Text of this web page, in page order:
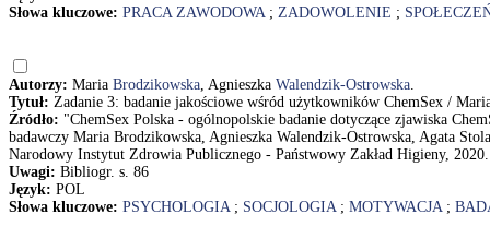
Słowa kluczowe: PRACA ZAWODOWA; ZADOWOLENIE ;
Autorzy: Maria Brodzikowska, Agnieszka Walendzik-Ostrowska.
Tytuł: Zadanie 3: badanie jakościowe wśród użytkowników ChemSex /
Źródło: "ChemSex Polska - ogólnopolskie badanie dotyczące zjawiska
badawczy Maria Brodzikowska, Agnieszka Walendzik-Ostrowska, Agata
Narodowy Instytut Zdrowia Publicznego - Państwowy Zakład Higieny,
Uwagi: Bibliogr. s. 86
Język: POL
Słowa kluczowe: PSYCHOLOGIA; SOCJOLOGIA; MOTYWACJA;